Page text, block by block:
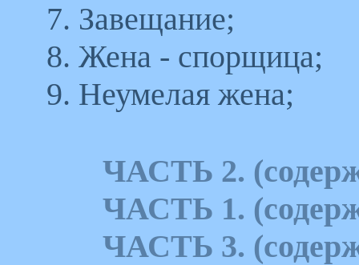
7. Завещание;
8. Жена - спорщица;
9. Неумелая жена;
ЧАСТЬ 2.
ЧАСТЬ 1.
ЧАСТЬ 3.